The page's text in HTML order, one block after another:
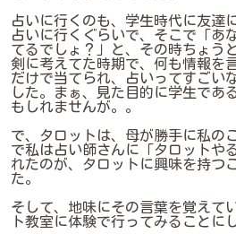
占いに行くのも、学生時代に友達
占いに行くぐらいで、そこで「あ
てるでしょ？」と、その時ちょう
剣に考えてた時期で、何も情報を
だけで当てられ、占いってすごい
した。まぁ、見た目的に学生であ
もしれませんが。。
で、タロットは、母が勝手に私の
で私は占い師さんに「タロットや
れたのが、タロットに興味を持つ
た。
そして、地味にその言葉を覚えて
ト教室に体験で行ってみることに